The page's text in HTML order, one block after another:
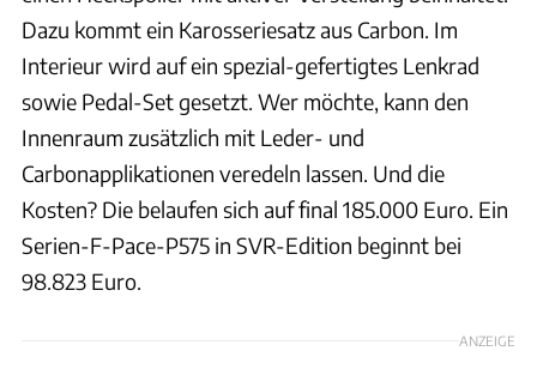
Dazu kommt ein Karosseriesatz aus Carbon. Im
Interieur wird auf ein spezial-gefertigtes Lenkrad
sowie Pedal-Set gesetzt. Wer möchte, kann den
Innenraum zusätzlich mit Leder- und
Carbonapplikationen veredeln lassen. Und die
Kosten? Die belaufen sich auf final 185.000 Euro. Ein
Serien-F-Pace-P575 in SVR-Edition beginnt bei
98.823 Euro.
ANZEIGE